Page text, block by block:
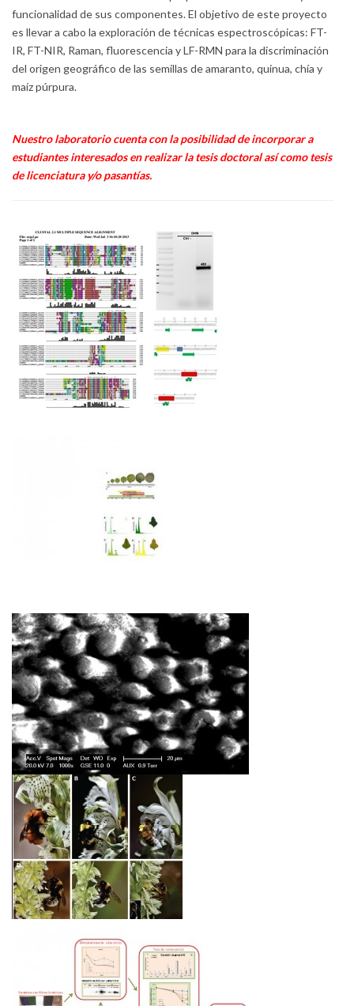
funcionalidad de sus componentes. El objetivo de este proyecto
es llevar a cabo la exploración de técnicas espectroscópicas: FT-
IR, FT-NIR, Raman, fluorescencia y LF-RMN para la discriminación
del origen geográfico de las semillas de amaranto, quinua, chía y
maíz púrpura.
Nuestro laboratorio cuenta con la posibilidad de incorporar a
estudiantes interesados en realizar la tesis doctoral así como tesis
de licenciatura y/o pasantías.